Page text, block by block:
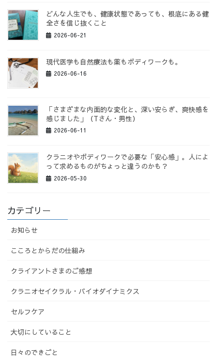
どんな人生でも、健康状態であっても、根底にある健
全さを信じ抜くこと
2026-06-21
現代医学も自然療法も薬もボディワークも。
2026-06-16
「さまざまな内面的な変化と、深い安らぎ、爽快感を
感じました」（Tさん・男性）
2026-06-11
クラニオやボディワークで必要な「安心感」。人によ
って求めるものがちょっと違うのかも？
2026-05-30
カテゴリー
お知らせ
こころとからだの仕組み
クライアントさまのご感想
クラニオセイクラル・バイオダイナミクス
セルフケア
大切にしていること
日々のできごと